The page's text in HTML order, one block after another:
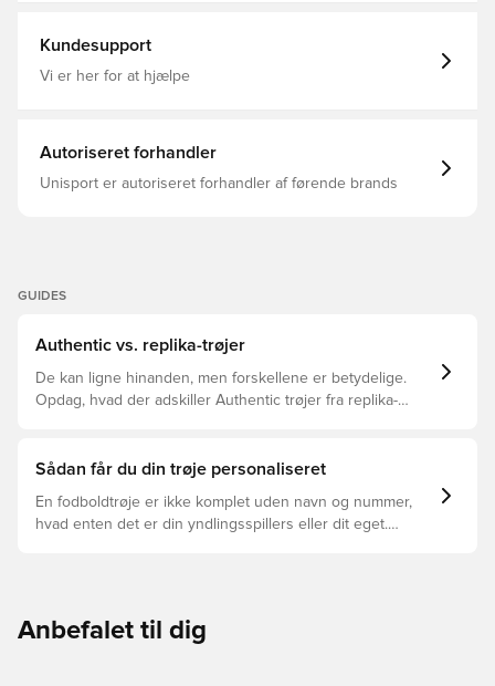
Kundesupport
Vi er her for at hjælpe
Autoriseret forhandler
Unisport er autoriseret forhandler af førende brands
GUIDES
Authentic vs. replika-trøjer
De kan ligne hinanden, men forskellene er betydelige.
Opdag, hvad der adskiller Authentic trøjer fra replika-
Sådan får du din trøje personaliseret
En fodboldtrøje er ikke komplet uden navn og nummer,
hvad enten det er din yndlingsspillers eller dit eget.
Anbefalet til dig